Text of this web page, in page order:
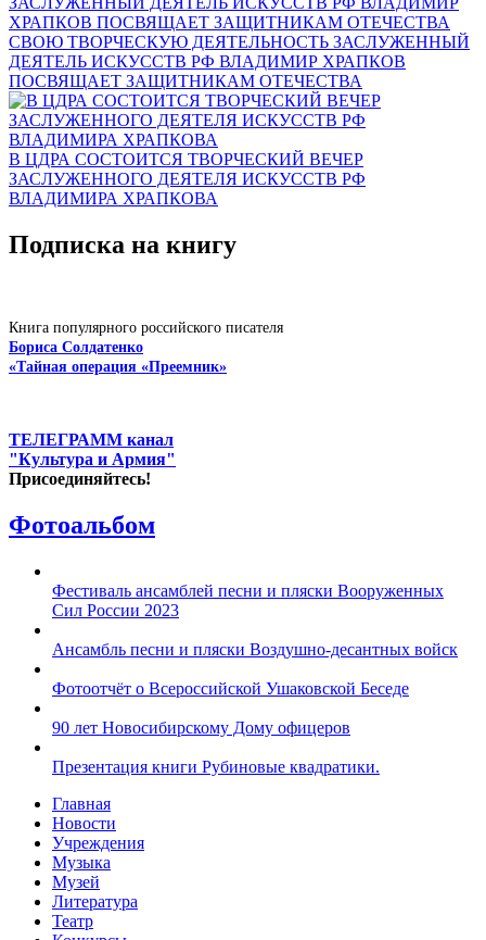
СВОЮ ТВОРЧЕСКУЮ ДЕЯТЕЛЬНОСТЬ ЗАСЛУЖЕННЫЙ
ДЕЯТЕЛЬ ИСКУССТВ РФ ВЛАДИМИР ХРАПКОВ
ПОСВЯЩАЕТ ЗАЩИТНИКАМ ОТЕЧЕСТВА
В ЦДРА СОСТОИТСЯ ТВОРЧЕСКИЙ ВЕЧЕР
ЗАСЛУЖЕННОГО ДЕЯТЕЛЯ ИСКУССТВ РФ
ВЛАДИМИРА ХРАПКОВА
Подписка на книгу
Книга популярного российского писателя
Бориса Солдатенко
«Тайная операция «Преемник»
ТЕЛЕГРАММ канал
"Культура и Армия"
Присоединяйтесь!
Фотоальбом
Фестиваль ансамблей песни и пляски Вооруженных
Сил России 2023
Ансамбль песни и пляски Воздушно-десантных войск
Фотоотчёт о Всероссийской Ушаковской Беседе
90 лет Новосибирскому Дому офицеров
Презентация книги Рубиновые квадратики.
Главная
Новости
Учреждения
Музыка
Музей
Литература
Театр